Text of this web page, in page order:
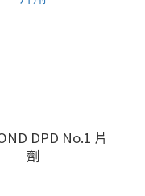
DPD No.1 片
劑